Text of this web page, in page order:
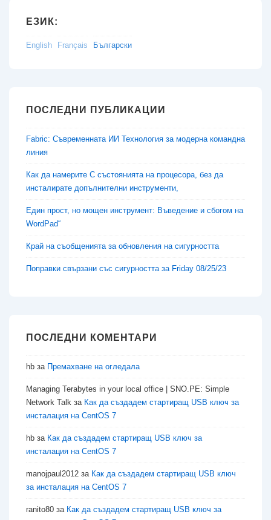
ЕЗИК:
English Français Български
ПОСЛЕДНИ ПУБЛИКАЦИИ
Fabric: Съвременната ИИ Технология за модерна командна
линия
Как да намерите C състоянията на процесора, без да
инсталирате допълнителни инструменти,
Един прост, но мощен инструмент: Въведение и сбогом на
WordPad“
Край на съобщенията за обновления на сигурността
Поправки свързани със сигурността за Friday 08/25/23
ПОСЛЕДНИ КОМЕНТАРИ
hb за Премахване на огледала
Managing Terabytes in your local office | SNO.PE: Simple
Network Talk за Как да създадем стартиращ USB ключ за
инсталация на CentOS 7
hb за Как да създадем стартиращ USB ключ за
инсталация на CentOS 7
manojpaul2012 за Как да създадем стартиращ USB ключ
за инсталация на CentOS 7
ranito80 за Как да създадем стартиращ USB ключ за